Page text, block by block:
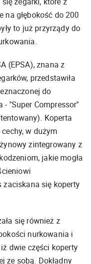
na głębokość do 200
to już przyrządy do
(EPSA), znana z
przedstawiła
do
"Super Compressor"
Koperta
w dużym
zintegrowany z
jakie mogła
zaciskana się koperty
się również z
nurkowania i
dwie części koperty
ze sobą. Dokładny